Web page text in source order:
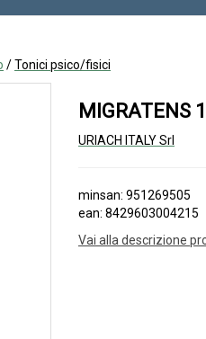
/Tonici psico/fisici
MIGRATENS
URIACH ITALY Srl
minsan: 951269505
ean: 8429603004215
Vai alla descrizione